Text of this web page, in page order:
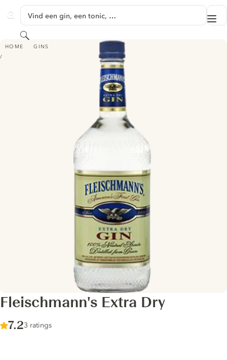
GINVENTORY
Vind een gin, een tonic, …
Zoeken
HOME GINS
FLEISCHMANN'S EXTRA DRY
Fleischmann's Extra Dry
Score :
7.2/ 10
3 ratings